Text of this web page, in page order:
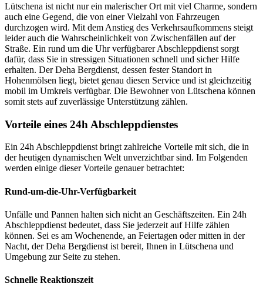
Lütschena ist nicht nur ein malerischer Ort mit viel Charme, sondern
auch eine Gegend, die von einer Vielzahl von Fahrzeugen
durchzogen wird. Mit dem Anstieg des Verkehrsaufkommens steigt
leider auch die Wahrscheinlichkeit von Zwischenfällen auf der
Straße. Ein rund um die Uhr verfügbarer Abschleppdienst sorgt
dafür, dass Sie in stressigen Situationen schnell und sicher Hilfe
erhalten. Der Deha Bergdienst, dessen fester Standort in
Hohenmölsen liegt, bietet genau diesen Service und ist gleichzeitig
mobil im Umkreis verfügbar. Die Bewohner von Lütschena können
somit stets auf zuverlässige Unterstützung zählen.
Vorteile eines 24h Abschleppdienstes
Ein 24h Abschleppdienst bringt zahlreiche Vorteile mit sich, die in
der heutigen dynamischen Welt unverzichtbar sind. Im Folgenden
werden einige dieser Vorteile genauer betrachtet:
Rund-um-die-Uhr-Verfügbarkeit
Unfälle und Pannen halten sich nicht an Geschäftszeiten. Ein 24h
Abschleppdienst bedeutet, dass Sie jederzeit auf Hilfe zählen
können. Sei es am Wochenende, an Feiertagen oder mitten in der
Nacht, der Deha Bergdienst ist bereit, Ihnen in Lütschena und
Umgebung zur Seite zu stehen.
Schnelle Reaktionszeit